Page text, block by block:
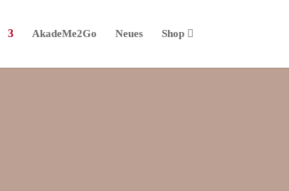
AkadeMe2Go Neues Shop